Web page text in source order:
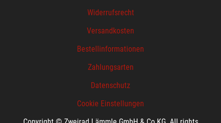
Widerrufsrecht
Versandkosten
Bestellinformationen
Zahlungsarten
Datenschutz
Cookie Einstellungen